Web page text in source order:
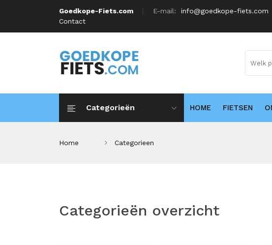
Goedkope-Fiets.com E-mail: info@goedkope-fiets.com
Contact
Categorieën HOME FIETSEN
Home Categorieen
Categorieën overzicht